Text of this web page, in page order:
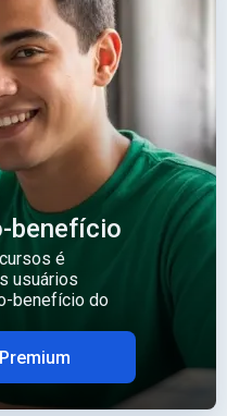
benefício
é
usuários
benefício do